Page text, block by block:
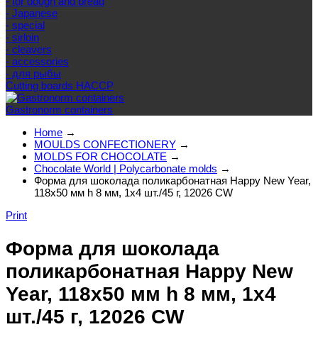
- Japanese
- special
- sirloin
- cleavers
- accessories
- для рыбы
Cutting boards HACCP
Gastronorm containers
Home →
MOULDS CONFECTIONERY →
MOLDS FOR CHOCOLATE →
Chocolate World | Polycarbonate molds →
Форма для шоколада поликарбонатная Happy New Year,
118х50 мм h 8 мм, 1х4 шт./45 г, 12026 CW
Print
Форма для шоколада
поликарбонатная Happy New
Year, 118х50 мм h 8 мм, 1х4
шт./45 г, 12026 CW